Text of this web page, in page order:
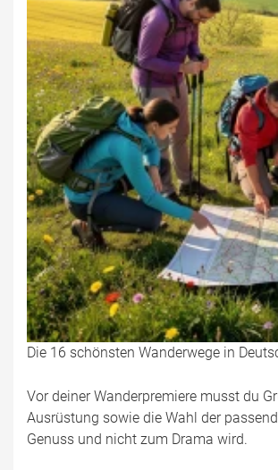
Die 16 schönsten Wanderwege in
Vor deiner Wanderpremiere musst du
Ausrüstung sowie die Wahl der
Genuss und nicht zum Drama wird.